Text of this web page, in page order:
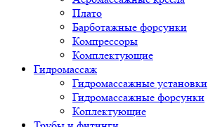
Плато
Барботажные форсунки
Компрессоры
Комплектующие
Гидромассаж
Гидромассажные установки
Гидромассажные форсунки
Коплектующие